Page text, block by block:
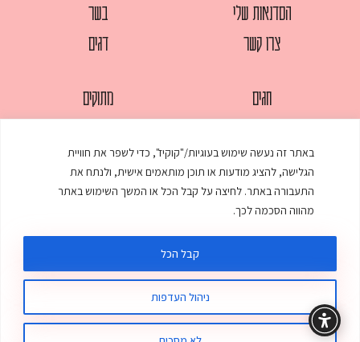
באתר זה נעשה שימוש בעוגיות/"קוקיז", כדי לשפר את חוויית
הגלישה, להציג מודעות או תוכן מותאמים אישית, ולנתח את
התעבורה באתר. לחיצה על קבל הכל או המשך השימוש באתר
מהווה הסכמה לכך.
ניהול העדפות
קבל הכל
הסדנאות שלי
צרו קשר
בשר
דגים
חגים
מאפים
ממולאים
מרקים
מתוקים
עוגות
עוף
© כל הזכויות שמורות לענת אלישע | עיצוב ובניית אתר
תקנון האתר מדיניות פרטיות